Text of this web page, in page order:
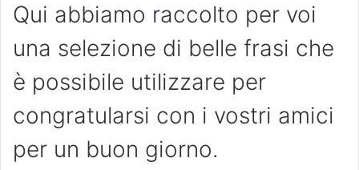
Qui abbiamo raccolto per voi
una selezione di belle frasi che
è possibile utilizzare per
congratularsi con i vostri amici
per un buon giorno.